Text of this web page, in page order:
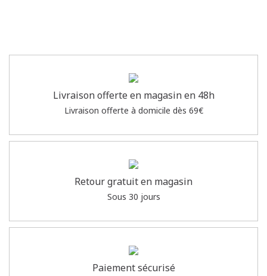
Livraison offerte en magasin en 48h
Livraison offerte à domicile dès 69€
Retour gratuit en magasin
Sous 30 jours
Paiement sécurisé